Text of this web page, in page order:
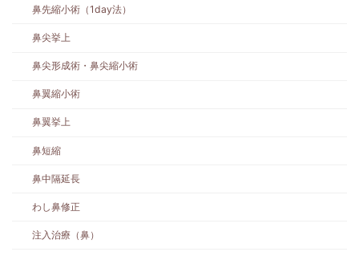
鼻先縮小術（1day法）
鼻尖挙上
鼻尖形成術・鼻尖縮小術
鼻翼縮小術
鼻翼挙上
鼻短縮
鼻中隔延長
わし鼻修正
注入治療（鼻）